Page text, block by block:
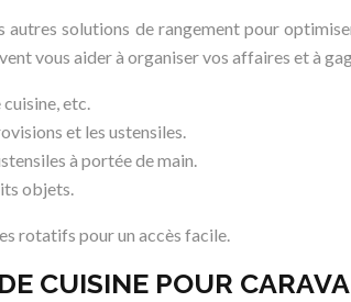
solutions de rangement pour
vous aider à organiser vos affaires et à
etc.
et les ustensiles.
à portée de main.
objets.
rotatifs pour un accès facile.
CUISINE POUR